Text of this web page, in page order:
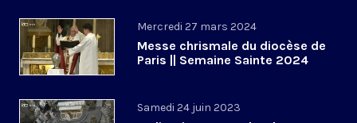
Mercredi 27 mars 2024
Messe chrismale du diocèse de
Paris || Semaine Sainte 2024
Samedi 24 juin 2023